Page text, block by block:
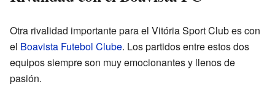
Otra rivalidad importante para el Vitória Sport Club es con
el Boavista Futebol Clube. Los partidos entre estos dos
equipos siempre son muy emocionantes y llenos de
pasión.